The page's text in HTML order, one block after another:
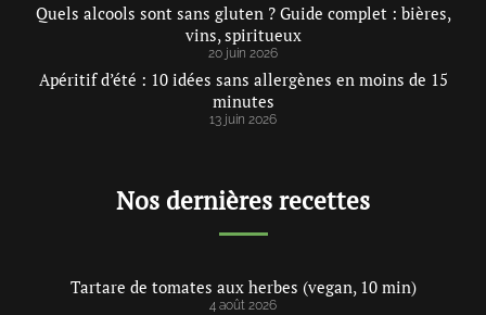
Quels alcools sont sans gluten ? Guide complet : bières,
vins, spiritueux
20 juin 2026
Apéritif d’été : 10 idées sans allergènes en moins de 15
minutes
13 juin 2026
Nos dernières recettes
Tartare de tomates aux herbes (vegan, 10 min)
4 août 2026